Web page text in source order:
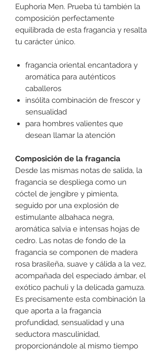
Euphoria Men. Prueba tú también la
composición perfectamente
equilibrada de esta fragancia y resalta
tu carácter único.
fragancia oriental encantadora y
aromática para auténticos
caballeros
insólita combinación de frescor y
sensualidad
para hombres valientes que
desean llamar la atención
Composición de la fragancia
Desde las mismas notas de salida, la
fragancia se despliega como un
cóctel de jengibre y pimienta,
seguido por una explosión de
estimulante albahaca negra,
aromática salvia e intensas hojas de
cedro. Las notas de fondo de la
fragancia se componen de madera
rosa brasileña, suave y cálida a la vez,
acompañada del especiado ámbar, el
exótico pachuli y la delicada gamuza.
Es precisamente esta combinación la
que aporta a la fragancia
profundidad, sensualidad y una
seductora masculinidad,
proporcionándole al mismo tiempo